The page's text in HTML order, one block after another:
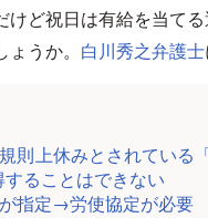
けど祝日は有給を当て
うか。 白川秀之弁護士
則上休みとされている
することはできない
指定→労使協定が必要